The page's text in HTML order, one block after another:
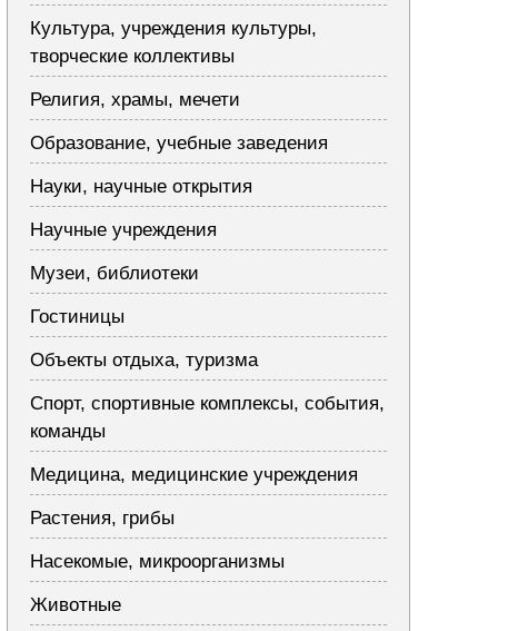
Культура, учреждения культуры,
творческие коллективы
Религия, храмы, мечети
Образование, учебные заведения
Науки, научные открытия
Научные учреждения
Музеи, библиотеки
Гостиницы
Объекты отдыха, туризма
Спорт, спортивные комплексы, события,
команды
Медицина, медицинские учреждения
Растения, грибы
Насекомые, микроорганизмы
Животные